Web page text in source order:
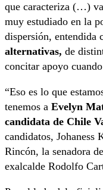
que caracteriza (…)
muy estudiado en la
dispersión, entendida
alternativas, de
concitar apoyo
“Eso es lo que
tenemos a Evelyn
candidata de Chile V
candidatos, Johaness
Rincón, la senadora
exalcalde Rodolfo